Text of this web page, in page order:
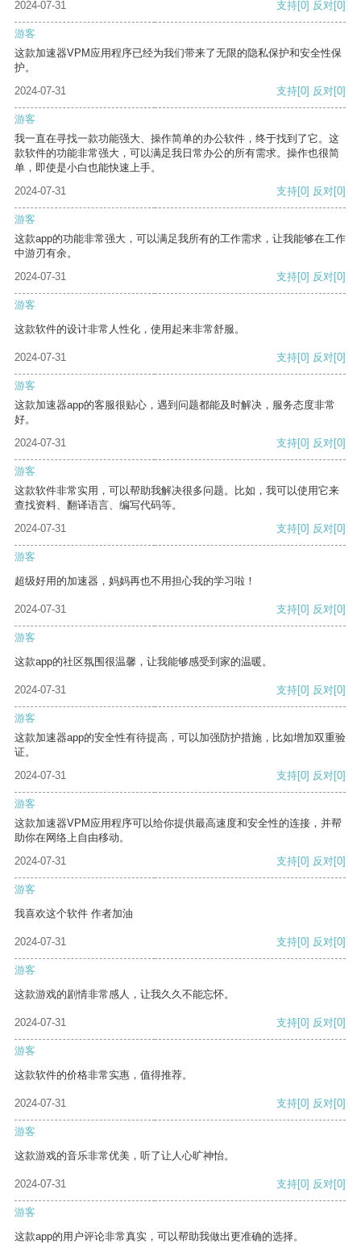
2024-07-31 支持[0] 反对[0]
游客
这款加速器VPM应用程序已经为我们带来了无限的隐私保护和安全性保
护。
2024-07-31
支持[0] 反对[0]
游客
我一直在寻找一款功能强大、操作简单的办公软件，终于找到了它。这
款软件的功能非常强大，可以满足我日常办公的所有需求。操作也很简
单，即使是小白也能快速上手。
2024-07-31
支持[0] 反对[0]
游客
这款app的功能非常强大，可以满足我所有的工作需求，让我能够在工作
中游刃有余。
2024-07-31
支持[0] 反对[0]
游客
这款软件的设计非常人性化，使用起来非常舒服。
2024-07-31 支持[0] 反对[0]
游客
这款加速器app的客服很贴心，遇到问题都能及时解决，服务态度非常
好。
2024-07-31
支持[0] 反对[0]
游客
这款软件非常实用，可以帮助我解决很多问题。比如，我可以使用它来
查找资料、翻译语言、编写代码等。
2024-07-31
支持[0] 反对[0]
游客
超级好用的加速器，妈妈再也不用担心我的学习啦！
2024-07-31 支持[0] 反对[0]
游客
这款app的社区氛围很温馨，让我能够感受到家的温暖。
2024-07-31 支持[0] 反对[0]
游客
这款加速器app的安全性有待提高，可以加强防护措施，比如增加双重验
证。
2024-07-31
支持[0] 反对[0]
游客
这款加速器VPM应用程序可以给你提供最高速度和安全性的连接，并帮
助你在网络上自由移动。
2024-07-31
支持[0] 反对[0]
游客
我喜欢这个软件 作者加油
2024-07-31 支持[0] 反对[0]
游客
这款游戏的剧情非常感人，让我久久不能忘怀。
2024-07-31 支持[0] 反对[0]
游客
这款软件的价格非常实惠，值得推荐。
2024-07-31 支持[0] 反对[0]
游客
这款游戏的音乐非常优美，听了让人心旷神怡。
2024-07-31 支持[0] 反对[0]
游客
这款app的用户评论非常真实，可以帮助我做出更准确的选择。